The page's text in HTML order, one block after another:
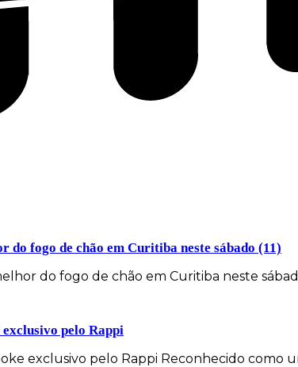
fogo de chão em Curitiba neste sábado (11)
do fogo de chão em Curitiba neste
pelo Rappi
exclusivo pelo Rappi Reconhecido como